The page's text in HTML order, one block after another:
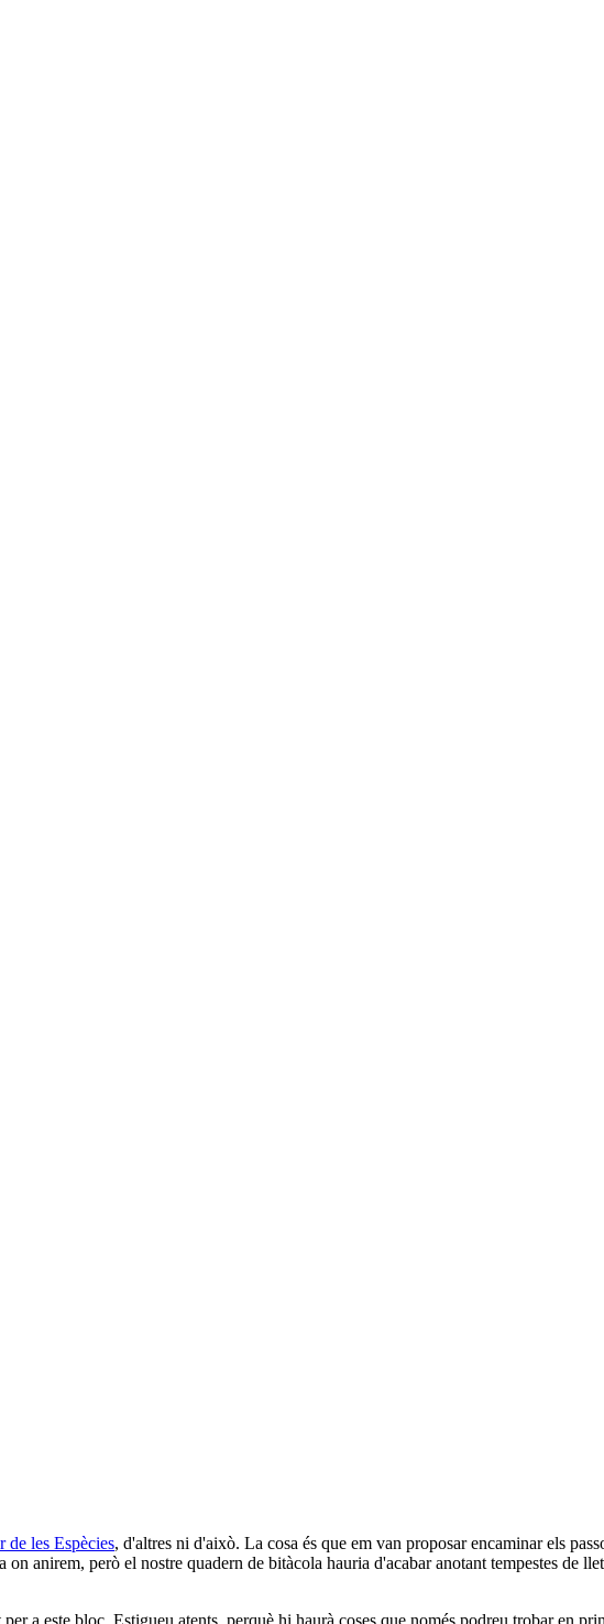
de les Espècies, d'altres ni d'això. La cosa és que em van proposar encaminar els
anirem, però el nostre quadern de bitàcola hauria d'acabar anotant tempestes de
per a este bloc. Estigueu atents, perquè hi haurà coses que només podreu trobar en